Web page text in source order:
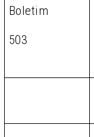
Boletim
503